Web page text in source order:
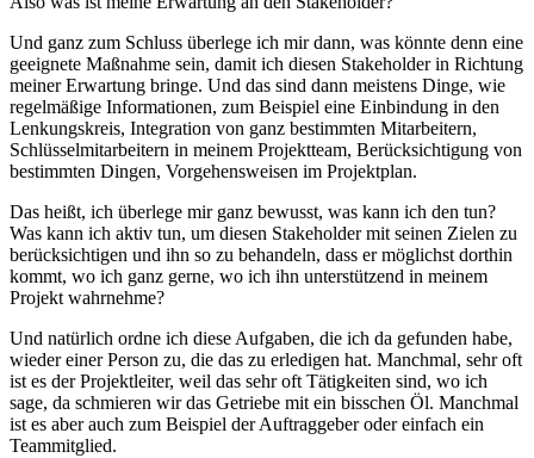
Und ganz zum Schluss überlege ich mir dann, was könnte denn eine
geeignete Maßnahme sein, damit ich diesen Stakeholder in Richtung
meiner Erwartung bringe. Und das sind dann meistens Dinge, wie
regelmäßige Informationen, zum Beispiel eine Einbindung in den
Lenkungskreis, Integration von ganz bestimmten Mitarbeitern,
Schlüsselmitarbeitern in meinem Projektteam, Berücksichtigung von
bestimmten Dingen, Vorgehensweisen im Projektplan.
Das heißt, ich überlege mir ganz bewusst, was kann ich den tun?
Was kann ich aktiv tun, um diesen Stakeholder mit seinen Zielen zu
berücksichtigen und ihn so zu behandeln, dass er möglichst dorthin
kommt, wo ich ganz gerne, wo ich ihn unterstützend in meinem
Projekt wahrnehme?
Und natürlich ordne ich diese Aufgaben, die ich da gefunden habe,
wieder einer Person zu, die das zu erledigen hat. Manchmal, sehr oft
ist es der Projektleiter, weil das sehr oft Tätigkeiten sind, wo ich
sage, da schmieren wir das Getriebe mit ein bisschen Öl. Manchmal
ist es aber auch zum Beispiel der Auftraggeber oder einfach ein
Teammitglied.